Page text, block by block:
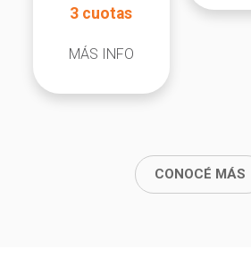
3 cuotas
MÁS INFO
CONOCÉ MÁS